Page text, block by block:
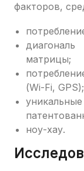
факторов,
матрицы;
(Wi-Fi, GPS);
ноу-хау.